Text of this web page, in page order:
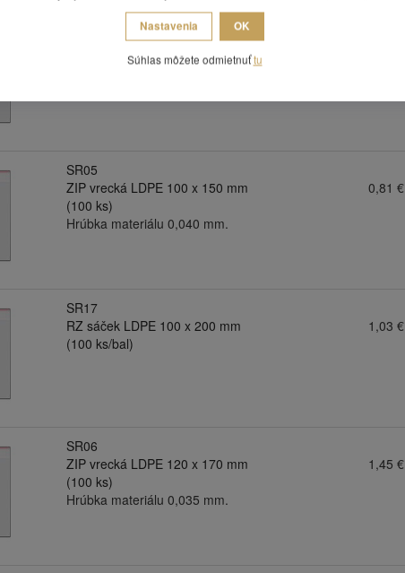
SR05
ZIP vrecká LDPE 100 x 150 mm
(100 ks)
0,81 €
Hrúbka materiálu 0,040 mm.
SR17
RZ sáček LDPE 100 x 200 mm
(100 ks/bal)
1,03 €
SR06
ZIP vrecká LDPE 120 x 170 mm
(100 ks)
1,45 €
Hrúbka materiálu 0,035 mm.
Nastavenia OK
Súhlas môžete odmietnuťtu